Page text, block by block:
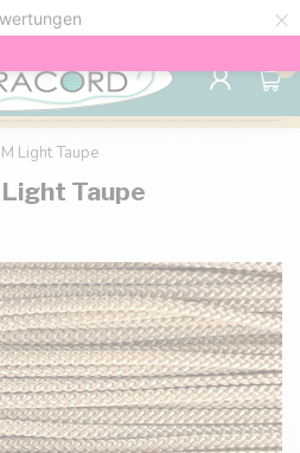
×
ab 150 €
0
Light Taupe
Taupe